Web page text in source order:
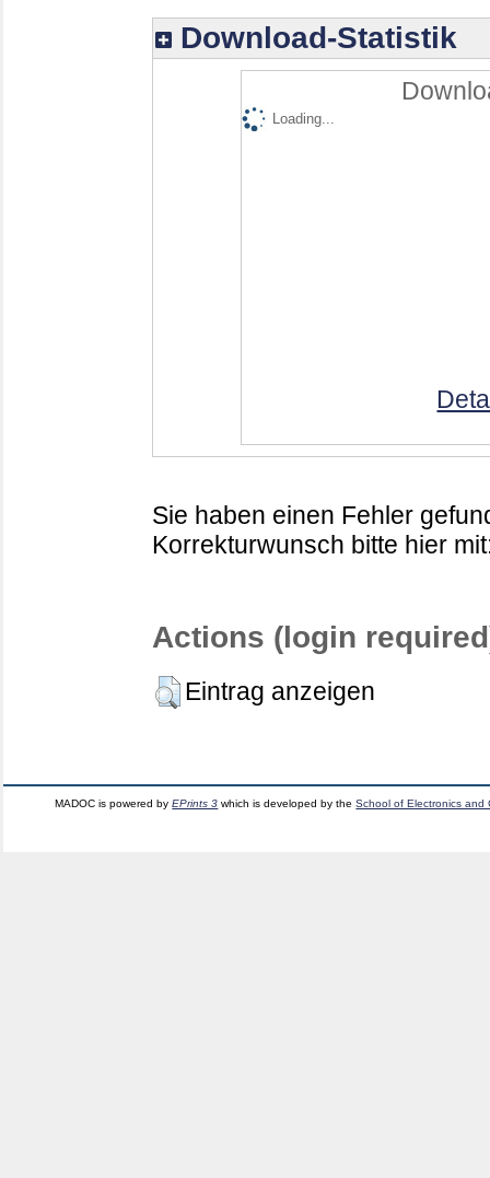
Download-Statistik
Loading...
Sie haben einen Fehler
Korrekturwunsch bitte hier
Actions (login
Eintrag anzeigen
MADOC is powered byEPrints 3 which is developed by theSchool of Electronics and